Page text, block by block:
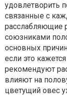
удовлетворить
связанные с
расслабляющие
союзниками
основных
если это
рекомендуют
влияют на
цветущий овес